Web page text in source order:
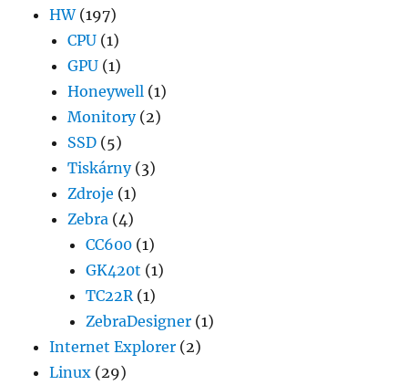
HW(197)
CPU (1)
GPU (1)
Honeywell (1)
Monitory(2)
SSD (5)
Tiskárny(3)
Zdroje (1)
Zebra (4)
CC600 (1)
GK420t (1)
TC22R(1)
ZebraDesigner (1)
Internet Explorer (2)
Linux (29)